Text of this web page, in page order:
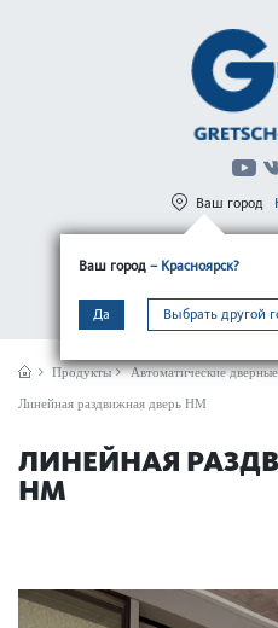
Ваш город – Красноярск?
Да Выбрать другой
Ваш город
МЕНЮ
Продукты Автом­ат­ические
Линейная раздвижная дверь HM
ЛИНЕЙНАЯ
HM